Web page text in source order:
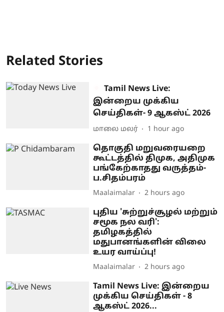
Related Stories
Tamil News Live:
இன்றைய முக்கிய
செய்திகள்- 9 ஆகஸ்ட் 2026
மாலை மலர் 1 hour ago
தொகுதி மறுவரையறை
கூட்டத்தில் திமுக, அதிமுக
பங்கேற்காதது வருத்தம்-
ப.சிதம்பரம்
Maalaimalar 2 hours ago
புதிய 'சுற்றுச்சூழல் மற்றும்
சமூக நல வரி':
தமிழகத்தில்
மதுபானங்களின் விலை
உயர வாய்ப்பு!
Maalaimalar 2 hours ago
Tamil News Live: இன்றைய
முக்கிய செய்திகள் - 8
ஆகஸ்ட் 2026...